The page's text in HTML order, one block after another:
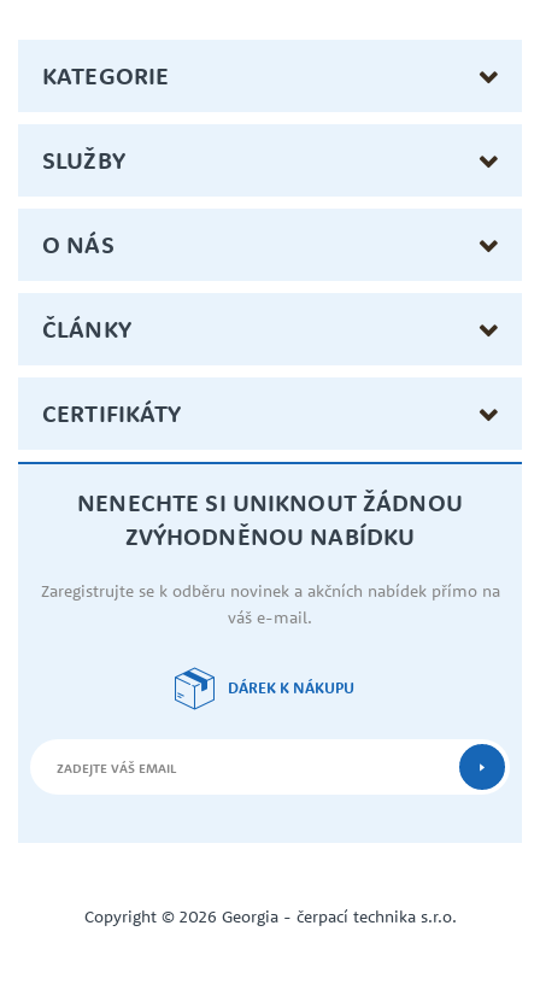
KATEGORIE
SLUŽBY
O NÁS
ČLÁNKY
CERTIFIKÁTY
NENECHTE SI UNIKNOUT ŽÁDNOU
ZVÝHODNĚNOU NABÍDKU
Zaregistrujte se k odběru novinek a akčních nabídek přímo na
váš e-mail.
DÁREK K NÁKUPU
Copyright © 2026 Georgia - čerpací technika s.r.o.